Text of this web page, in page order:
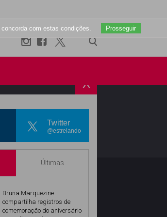
com estas condições. Prosseguir
X
Twitter
@estrelando
Últimas
Bruna Marquezine
compartilha registros de
comemoração do aniversário
INSTAGRAM